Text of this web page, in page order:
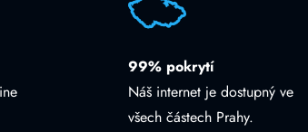
99% pokrytí
Náš internet je dostupný ve
všech částech Prahy.